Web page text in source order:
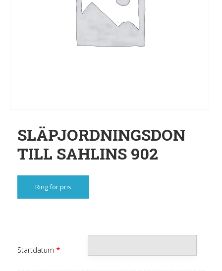
SLÄPJORDNINGSDON
TILL SAHLINS 902
Ring för pris
Startdatum *